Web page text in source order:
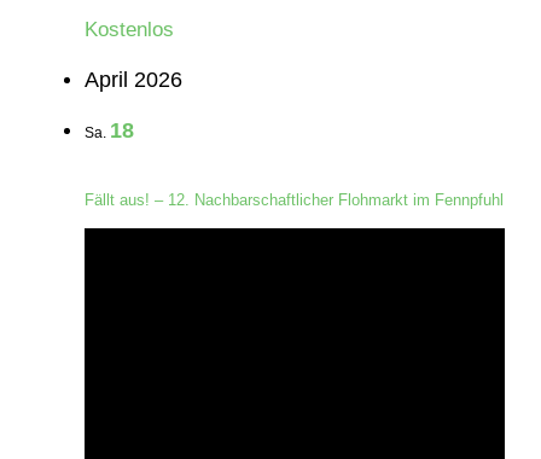
Kostenlos
April 2026
Sa. 18
Fällt aus! – 12. Nachbarschaftlicher Flohmarkt im Fennpfuhl